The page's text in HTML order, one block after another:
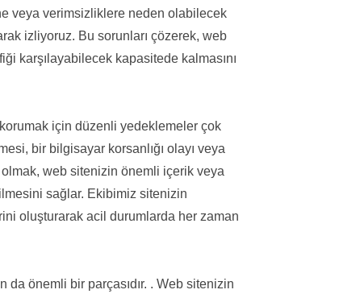
veya verimsizliklere neden olabilecek
izliyoruz. Bu sorunları çözerek, web
karşılayabilecek kapasitede kalmasını
için düzenli yedeklemeler çok
bir bilgisayar korsanlığı olayı veya
web sitenizin önemli içerik veya
sağlar. Ekibimiz sitenizin
oluşturarak acil durumlarda her zaman
da önemli bir parçasıdır. . Web sitenizin